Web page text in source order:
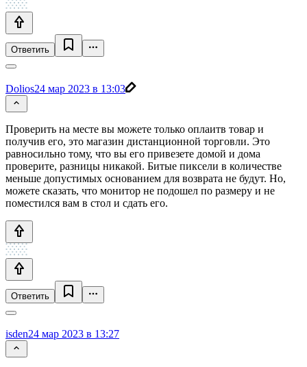
Ответить
Dolios24 мар 2023 в 13:03
Проверить на месте вы можете только оплаитв товар и
получив его, это магазин дистанционной торговли. Это
равносильно тому, что вы его привезете домой и дома
проверите, разницы никакой. Битые пиксели в количестве
меньше допустимых основанием для возврата не будут. Но,
можете сказать, что монитор не подошел по размеру и не
поместился вам в стол и сдать его.
Ответить
isden24 мар 2023 в 13:27